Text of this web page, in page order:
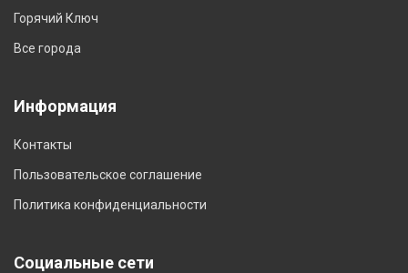
Горячий Ключ
Все города
Информация
Контакты
Пользовательское соглашение
Политика конфиденциальности
Социальные сети